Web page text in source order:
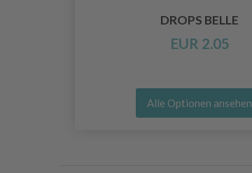
DROPS BELLE
EUR 2.05
Alle Optionen ansehen